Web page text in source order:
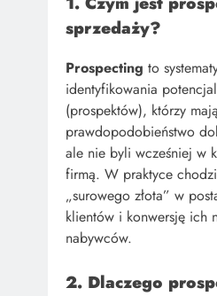
sprzedaży?
Prospecting to
identyfikowania
(prospektów), którzy mają
prawdopodobieństwo
ale nie byli wcześniej w
firmą. W praktyce
„surowego złota” w
klientów i konwersję ich
nabywców.
2. Dlaczego